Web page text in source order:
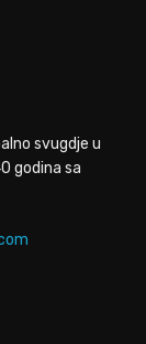
svugdje u
godina sa